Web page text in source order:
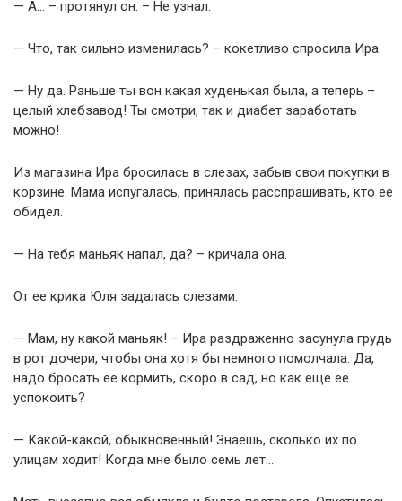
— А… – протянул он. – Не узнал.
— Что, так сильно изменилась? – кокетливо спросила Ира.
— Ну да. Раньше ты вон какая худенькая была, а теперь –
целый хлебзавод! Ты смотри, так и диабет заработать
можно!
Из магазина Ира бросилась в слезах, забыв свои покупки в
корзине. Мама испугалась, принялась расспрашивать, кто ее
обидел.
— На тебя маньяк напал, да? – кричала она.
От ее крика Юля задалась слезами.
— Мам, ну какой маньяк! – Ира раздраженно засунула грудь
в рот дочери, чтобы она хотя бы немного помолчала. Да,
надо бросать ее кормить, скоро в сад, но как еще ее
успокоить?
— Какой-какой, обыкновенный! Знаешь, сколько их по
улицам ходит! Когда мне было семь лет…